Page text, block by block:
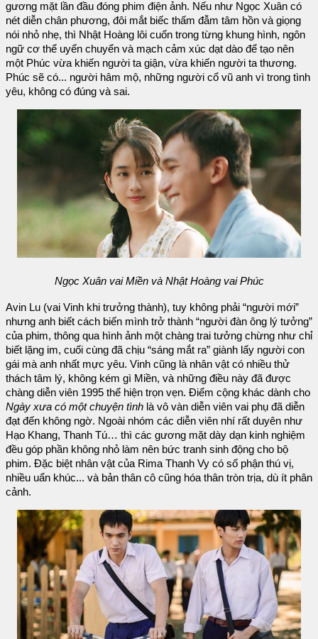
gương mặt lần đầu đóng phim điện ảnh. Nếu như Ngọc Xuân có
nét diễn chân phương, đôi mắt biếc thấm đẫm tâm hồn và giọng
nói nhỏ nhẹ, thì Nhật Hoàng lôi cuốn trong từng khung hình, ngôn
ngữ cơ thể uyển chuyển và mạch cảm xúc dạt dào để tạo nên
một Phúc vừa khiến người ta giận, vừa khiến người ta thương.
Phúc sẽ có... người hâm mộ, những người cổ vũ anh vì trong tình
yêu, không có đúng và sai.
Ngọc Xuân vai Miền và Nhật Hoàng vai Phúc
Avin Lu (vai Vinh khi trưởng thành), tuy không phải “người mới”
nhưng anh biết cách biến mình trở thành “người đàn ông lý tưởng”
của phim, thông qua hình ảnh một chàng trai tưởng chừng như chỉ
biết lặng im, cuối cùng đã chịu “sáng mắt ra” giành lấy người con
gái mà anh nhất mực yêu. Vinh cũng là nhân vật có nhiều thử
thách tâm lý, không kém gì Miền, và những điều này đã được
chàng diễn viên 1995 thể hiện trọn vẹn. Điểm cộng khác dành cho
Ngày xưa có một chuyện tình là vô vàn diễn viên vai phụ đã diễn
đạt đến không ngờ. Ngoài nhóm các diễn viên nhí rất duyên như
Hạo Khang, Thanh Tú… thì các gương mặt dày dạn kinh nghiệm
đều góp phần không nhỏ làm nên bức tranh sinh động cho bộ
phim. Đặc biệt nhân vật của Rima Thanh Vy có số phận thú vị,
nhiều uẩn khúc... và bản thân cô cũng hóa thân tròn trịa, dù ít phân
cảnh.